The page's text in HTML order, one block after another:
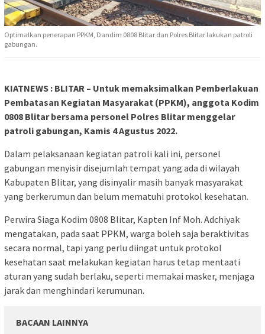
Optimalkan penerapan PPKM, Dandim 0808 Blitar dan Polres Blitar lakukan patroli
gabungan.
KIATNEWS : BLITAR – Untuk memaksimalkan Pemberlakuan
Pembatasan Kegiatan Masyarakat (PPKM), anggota Kodim
0808 Blitar bersama personel Polres Blitar menggelar
patroli gabungan, Kamis 4 Agustus 2022.
Dalam pelaksanaan kegiatan patroli kali ini, personel
gabungan menyisir disejumlah tempat yang ada di wilayah
Kabupaten Blitar, yang disinyalir masih banyak masyarakat
yang berkerumun dan belum mematuhi protokol kesehatan.
Perwira Siaga Kodim 0808 Blitar, Kapten Inf Moh. Adchiyak
mengatakan, pada saat PPKM, warga boleh saja beraktivitas
secara normal, tapi yang perlu diingat untuk protokol
kesehatan saat melakukan kegiatan harus tetap mentaati
aturan yang sudah berlaku, seperti memakai masker, menjaga
jarak dan menghindari kerumunan.
BACAAN LAINNYA